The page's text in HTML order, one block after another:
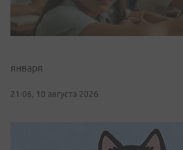
января
21:06, 10 августа 2026